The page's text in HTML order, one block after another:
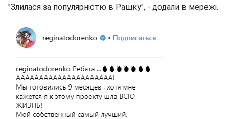
"Злилася за популярністю в Рашку", - додали в мережі.